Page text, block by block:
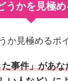
うかを見極め
か見極めるポ
事件」があな